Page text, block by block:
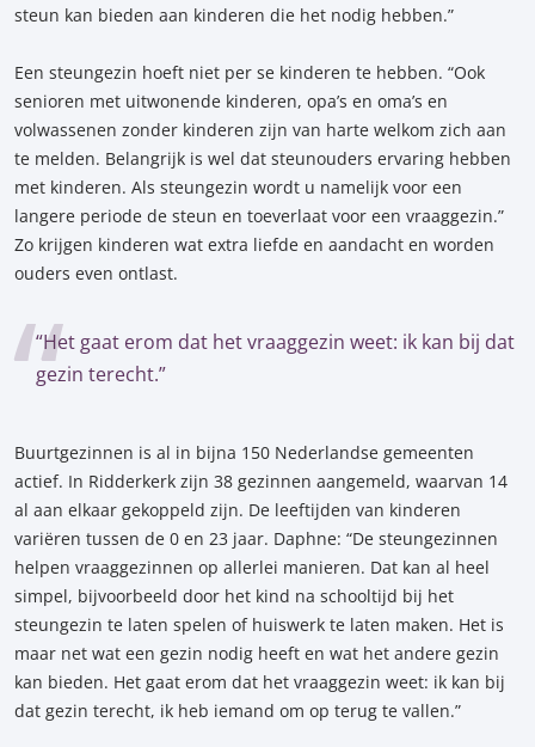
steun kan bieden aan kinderen die het nodig hebben.”
Een steungezin hoeft niet per se kinderen te hebben. “Ook
senioren met uitwonende kinderen, opa’s en oma’s en
volwassenen zonder kinderen zijn van harte welkom zich aan
te melden. Belangrijk is wel dat steunouders ervaring hebben
met kinderen. Als steungezin wordt u namelijk voor een
langere periode de steun en toeverlaat voor een vraaggezin.”
Zo krijgen kinderen wat extra liefde en aandacht en worden
ouders even ontlast.
“Het gaat erom dat het vraaggezin weet: ik kan bij dat
gezin terecht.”
Buurtgezinnen is al in bijna 150 Nederlandse gemeenten
actief. In Ridderkerk zijn 38 gezinnen aangemeld, waarvan 14
al aan elkaar gekoppeld zijn. De leeftijden van kinderen
variëren tussen de 0 en 23 jaar. Daphne: “De steungezinnen
helpen vraaggezinnen op allerlei manieren. Dat kan al heel
simpel, bijvoorbeeld door het kind na schooltijd bij het
steungezin te laten spelen of huiswerk te laten maken. Het is
maar net wat een gezin nodig heeft en wat het andere gezin
kan bieden. Het gaat erom dat het vraaggezin weet: ik kan bij
dat gezin terecht, ik heb iemand om op terug te vallen.”